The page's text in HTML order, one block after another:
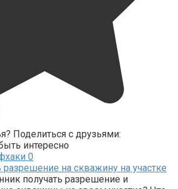
Поделиться с друзьями:
интересно
0
на скважину на участке
получать разрешение и